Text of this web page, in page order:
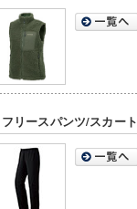
フリースパンツ/スカート